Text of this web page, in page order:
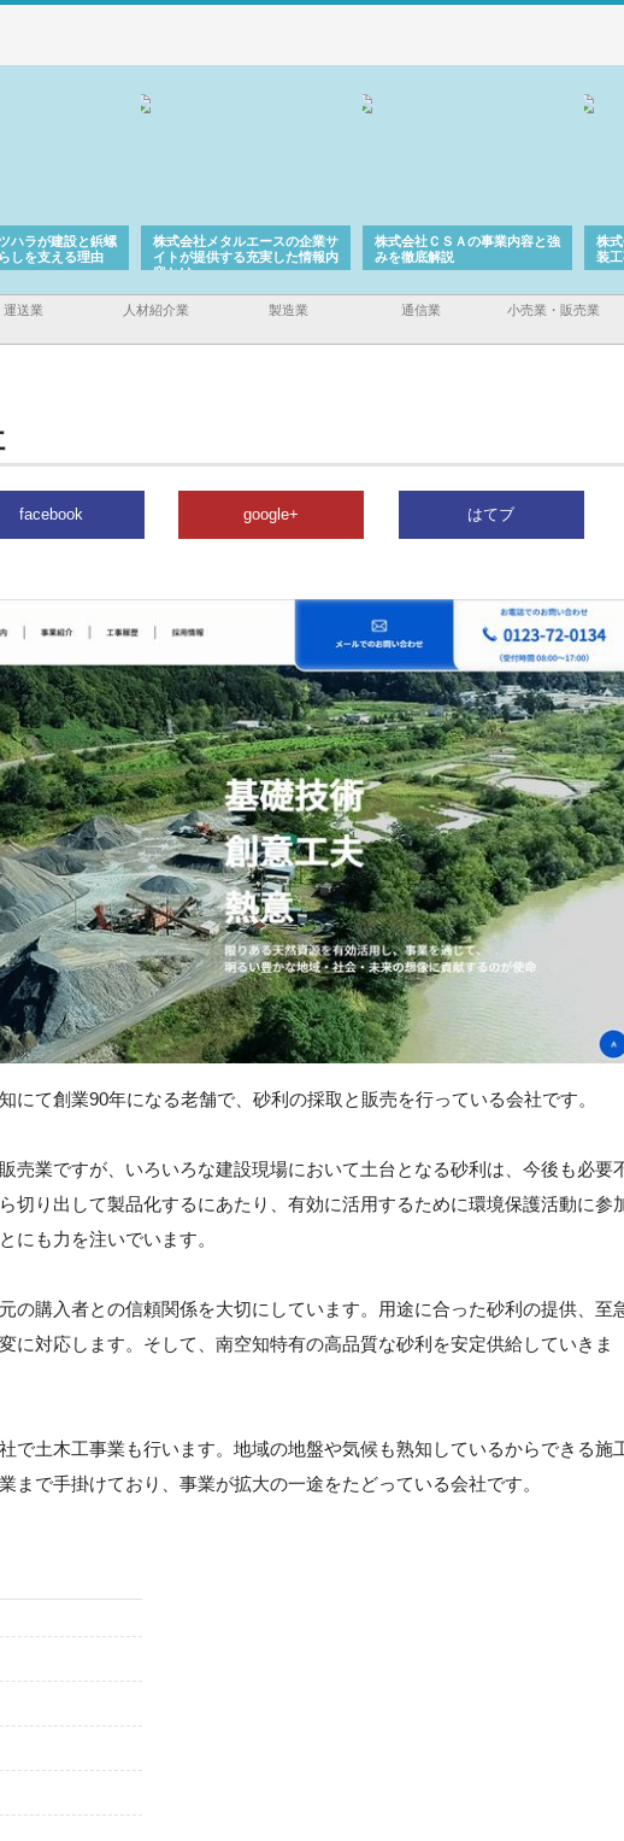
ハラが建設と鋲螺
しを支える理由
株式会社メタルエースの企業サ
イトが提供する充実した情報内
容とは
株式会社ＣＳＡの事業内容と強
みを徹底解説
株
装
運送業 人材紹介業 製造業 通信業 小売業・販売業
facebook google+ はてブ
にて創業90年になる老舗で、砂利の採取と販売を行っている会社です。
売業ですが、いろいろな建設現場において土台となる砂利は、今後も必要
切り出して製品化するにあたり、有効に活用するために環境保護活動に参
にも力を注いでいます。
の購入者との信頼関係を大切にしています。用途に合った砂利の提供、至
に対応します。そして、南空知特有の高品質な砂利を安定供給していきま
で土木工事業も行います。地域の地盤や気候も熟知しているからできる施
まで手掛けており、事業が拡大の一途をたどっている会社です。